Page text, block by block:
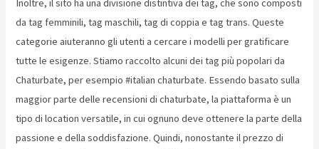
da tag femminili, tag maschili, tag di coppia e tag trans. Queste
categorie aiuteranno gli utenti a cercare i modelli per gratificare
tutte le esigenze. Stiamo raccolto alcuni dei tag più popolari da
Chaturbate, per esempio #italian chaturbate. Essendo basato sulla
maggior parte delle recensioni di chaturbate, la piattaforma è un
tipo di location versatile, in cui ognuno deve ottenere la parte della
passione e della soddisfazione. Quindi, nonostante il prezzo di